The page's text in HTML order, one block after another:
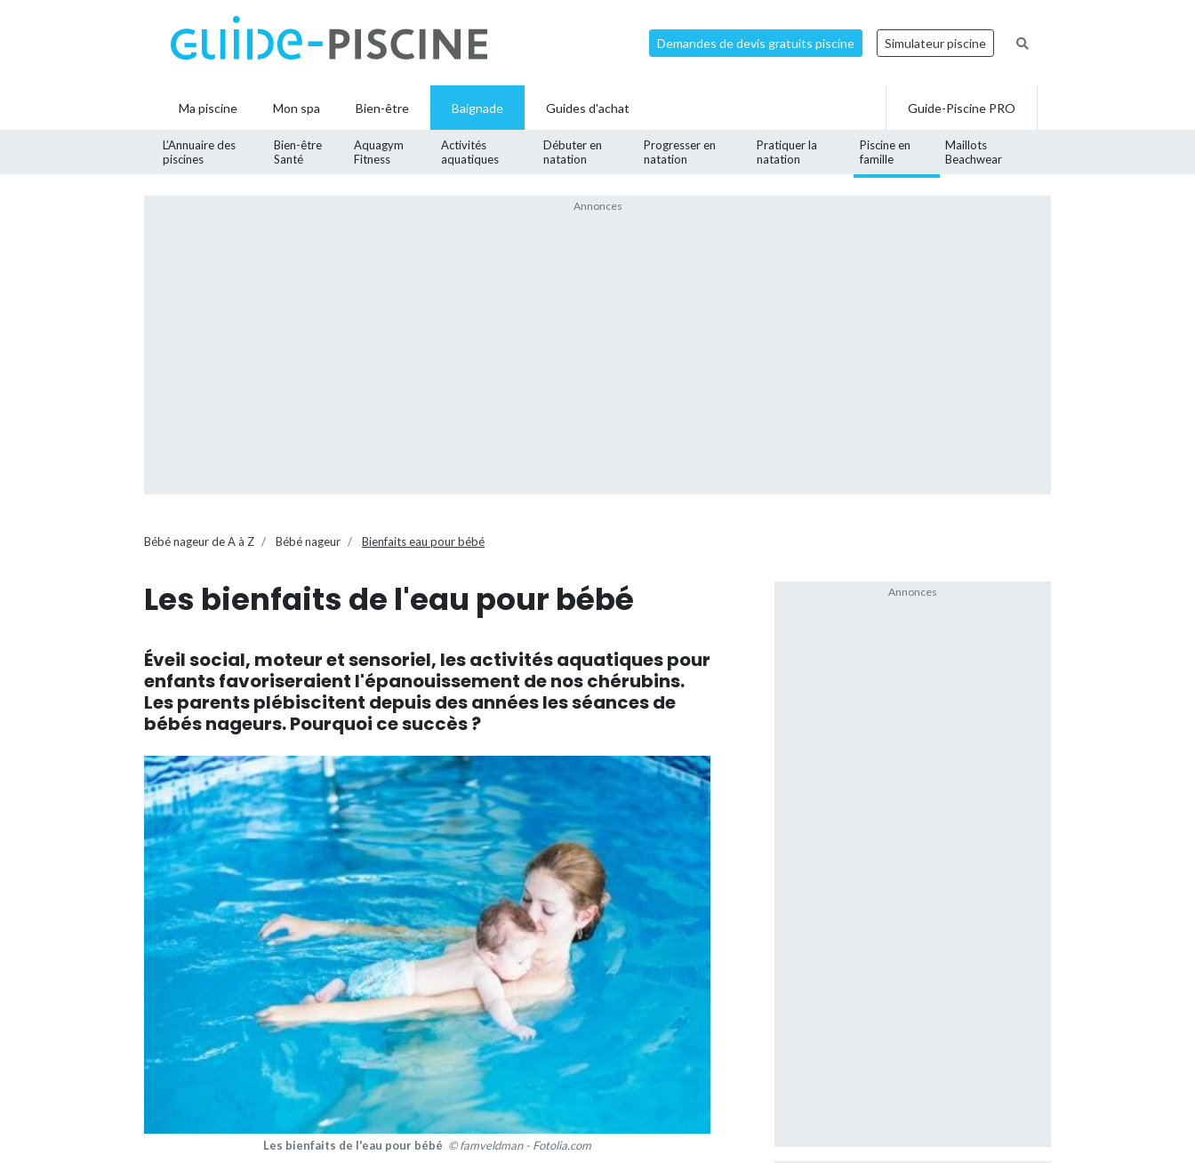
Demandes de devis gratuits piscine Simulateur piscine
Ma piscine Mon spa Bien-être Baignade
L’Annuaire des
piscines
Bien-être
Santé
Aquagym
Fitness
Activités
aquatiques
Débuter en
natation
Progresser en
natation
Pratiquer la
natation
Piscine en
famille
Maillots
Beachwear
Guides d'achat Guide-Piscine PRO
Bébé nageur de A à Z Bébé nageur Bienfaits eau pour bébé
Les bienfaits de l'eau pour bébé
Éveil social, moteur et sensoriel, les activités aquatiques pour
enfants favoriseraient l'épanouissement de nos chérubins.
Les parents plébiscitent depuis des années les séances de
bébés nageurs. Pourquoi ce succès ?
Les bienfaits de l'eau pour bébé © famveldman - Fotolia.com